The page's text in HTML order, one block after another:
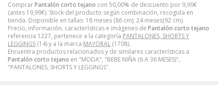
ComprarPantalón corto tejano con 50,00% de descuento por 9,99€
(antes 19,99€). Stock del producto según combinación, recogida en
tienda. Disponible en tallas: 18 meses (86 cm); 24 meses(92 cm).
Precio, información, características e imágenes de Pantalón corto tejano
referencia 1227, pertenece a la categoría PANTALONES, SHORTS Y
LEGGINGS (14) y a la marca MAYORAL (1708).
Encuentra productos relacionados y de similares características a
Pantalón corto tejano en "MODA", "BEBE NIÑA (6 A 36 MESES)",
"PANTALONES, SHORTS Y LEGGINGS".